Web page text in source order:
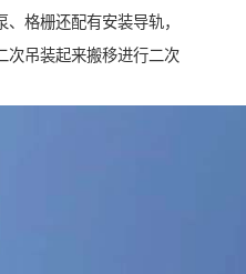
格栅还配有安装导轨，
次吊装起来搬移进行二次